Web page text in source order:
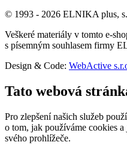
© 1993 - 2026 ELNIKA plus,
Veškeré materiály v tomto e-
s písemným souhlasem firmy
Design & Code: WebActive
Tato webová
Pro zlepšení našich služeb
o tom, jak používáme cookies
svého prohlížeče.